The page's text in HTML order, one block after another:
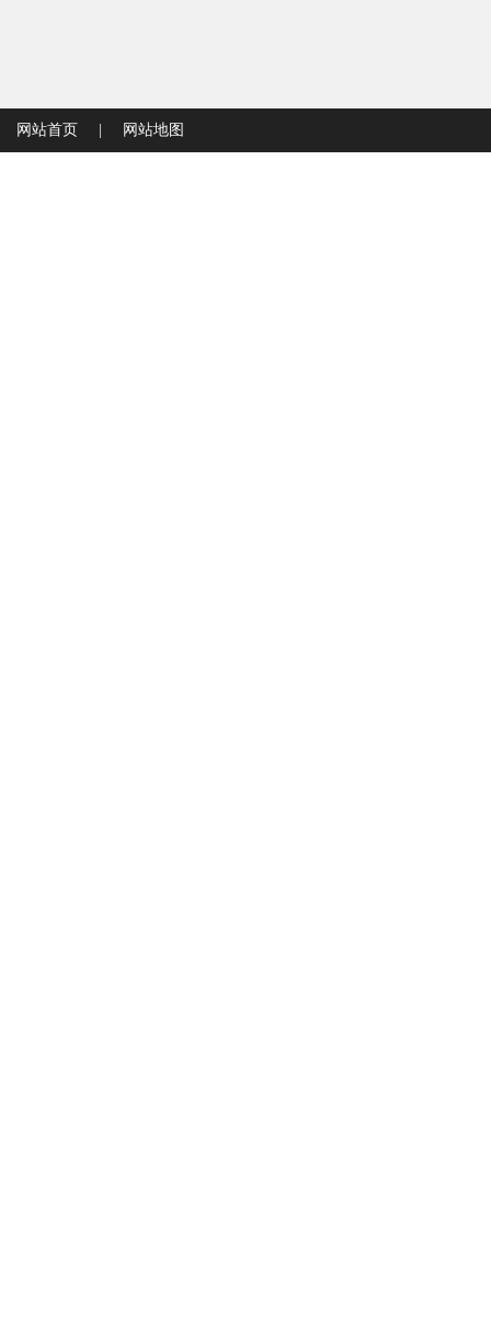
网站首页 网站地图